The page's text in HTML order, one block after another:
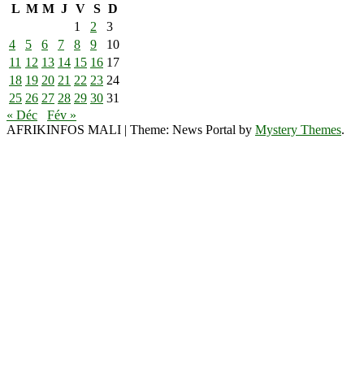
L M M J V S D
1
2
3
4
5 6 7 8 9
10
11 12 13 14 15 16 17
18 19 20 21 22 23 24
25 26 27 28 29 30 31
« Déc
Fév »
AFRIKINFOS MALI | Theme: News Portal by Mystery Themes.